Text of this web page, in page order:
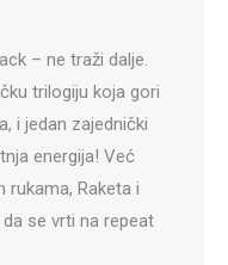
– ne traži dalje.
trilogiju koja gori
i jedan zajednički
energija! Već
rukama, Raketa i
se vrti na repeat